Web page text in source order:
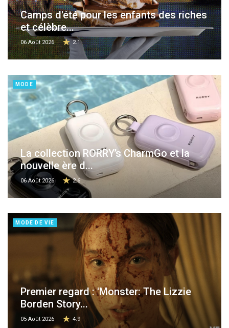
Camps d'été pour les enfants des riches
et célèbre...
06 Août 2026 2.1
MODE
La collection RORRY’s CharmGo et la
nouvelle ère d...
06 Août 2026 2.6
MODE DE VIE
Premier regard : 'Monster: The Lizzie
Borden Story...
05 Août 2026 4.9